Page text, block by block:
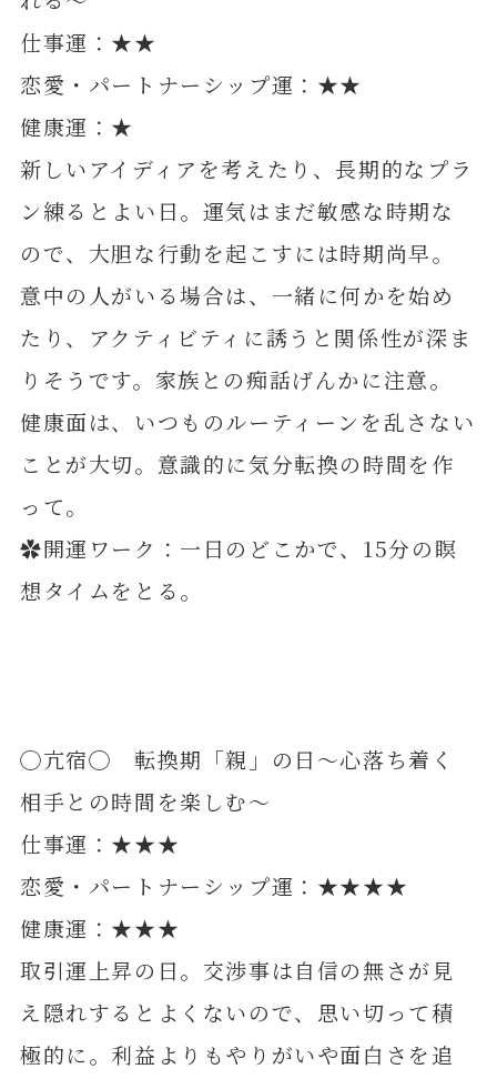
仕事運：★★
恋愛・パートナーシップ運：★★
健康運：★
新しいアイディアを考えたり、長期的なプラ
ン練るとよい日。運気はまだ敏感な時期な
ので、大胆な行動を起こすには時期尚早。
意中の人がいる場合は、一緒に何かを始め
たり、アクティビティに誘うと関係性が深ま
りそうです。家族との痴話げんかに注意。
健康面は、いつものルーティーンを乱さない
ことが大切。意識的に気分転換の時間を作
って。
✿開運ワーク：一日のどこかで、15分の瞑
想タイムをとる。
◯亢宿◯ 転換期「親」の日～心落ち着く
相手との時間を楽しむ～
仕事運：★★★
恋愛・パートナーシップ運：★★★★
健康運：★★★
取引運上昇の日。交渉事は自信の無さが見
え隠れするとよくないので、思い切って積
極的に。利益よりもやりがいや面白さを追